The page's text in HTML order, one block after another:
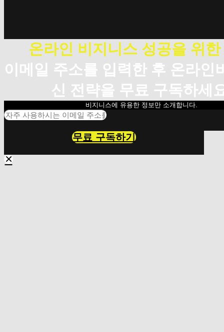
온라인 비지니스 성공을 위
이메일 주소를 입력한 후 온라인
신 전략을 무료 구독하세
비지니스에 유용한 정보만 소개합니다.
무료 구독하기
×